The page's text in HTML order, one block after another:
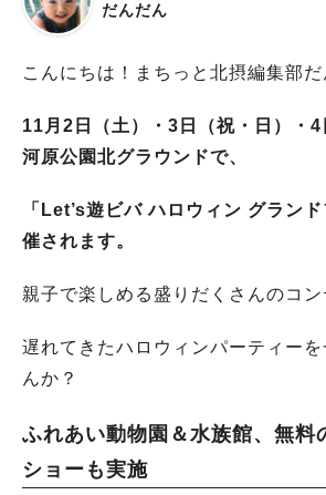
だんだん
こんにちは！まちっと北摂編集部だ
11月2日（土）・3日（祝・日）・
河原公園北グラウンドで、
「Let’s遊ビバ ハロウィン グラン
催されます。
親子で楽しめる盛りだくさんのコン
遅れてきたハロウィンパーティー
んか？
ふれあい動物園＆水族館、無料
ショーも実施